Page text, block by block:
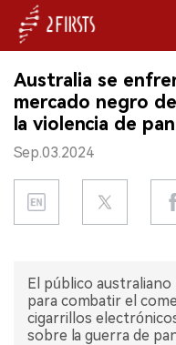
INICIO
EMPRESA
PRODUCTO
REGULACIÓN
DATOS
Australia se
mercado negro
la violencia de
Sep.03.2024
El público
para combatir el
cigarrillos
sobre la guerra de